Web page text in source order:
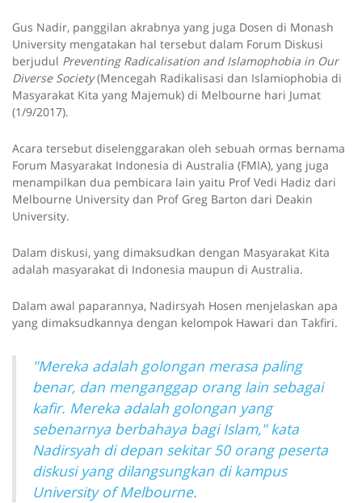
Gus Nadir, panggilan akrabnya yang juga Dosen di Monash
University mengatakan hal tersebut dalam Forum Diskusi
berjudul Preventing Radicalisation and Islamophobia in Our
Diverse Society(Mencegah Radikalisasi dan Islamiophobia di
Masyarakat Kita yang Majemuk) di Melbourne hari Jumat
(1/9/2017).
Acara tersebut diselenggarakan oleh sebuah ormas bernama
Forum Masyarakat Indonesia di Australia (FMIA), yang juga
menampilkan dua pembicara lain yaitu Prof Vedi Hadiz dari
Melbourne University dan Prof Greg Barton dari Deakin
University.
Dalam diskusi, yang dimaksudkan dengan Masyarakat Kita
adalah masyarakat di Indonesia maupun di Australia.
Dalam awal paparannya, Nadirsyah Hosen menjelaskan apa
yang dimaksudkannya dengan kelompok Hawari dan Takfiri.
"Mereka adalah golongan merasa paling
benar, dan menganggap orang lain sebagai
kafir. Mereka adalah golongan yang
sebenarnya berbahaya bagi Islam," kata
Nadirsyah di depan sekitar 50 orang peserta
diskusi yang dilangsungkan di kampus
University of Melbourne.